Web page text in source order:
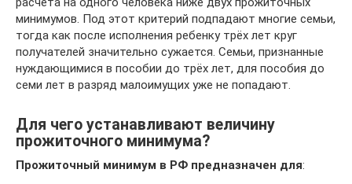
минимумов. Под этот критерий подпадают многие семьи,
тогда как после исполнения ребенку трёх лет круг
получателей значительно сужается. Семьи, признанные
нуждающимися в пособии до трёх лет, для пособия до
семи лет в разряд малоимущих уже не попадают.
Для чего устанавливают величину
прожиточного минимума?
Прожиточный минимум в РФ предназначен для: